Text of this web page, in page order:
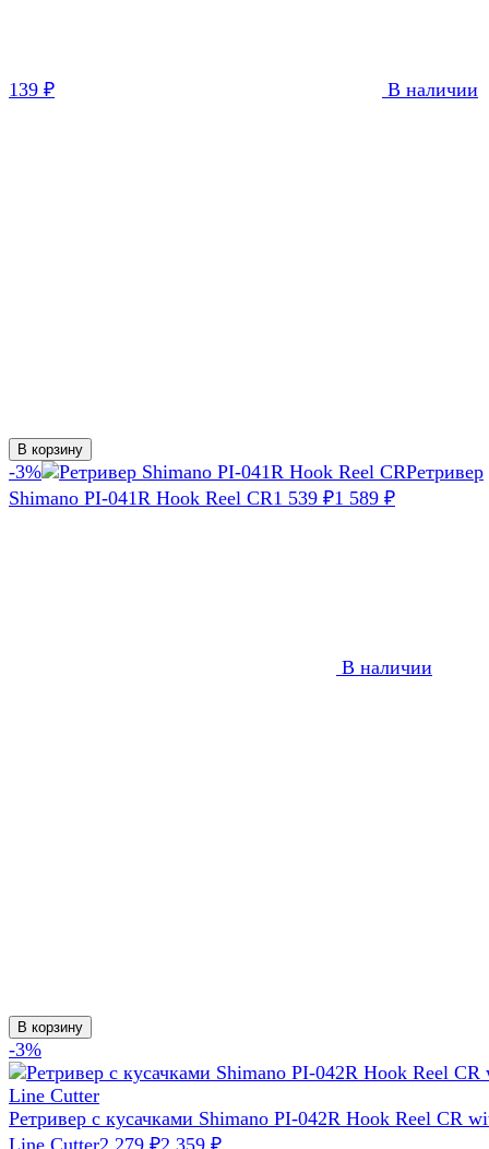
139 ₽ В наличии
В корзину
-3%
Ретривер
Shimano PI-041R Hook Reel CR1 539 ₽1 589 ₽
В наличии
В корзину
-3%
Ретривер с кусачками Shimano PI-042R Hook Reel CR
Line Cutter2 279 ₽2 359 ₽